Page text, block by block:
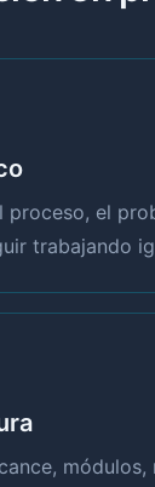
proceso, el
trabajando
módulos,